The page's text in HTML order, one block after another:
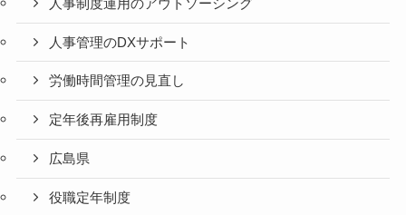
人事制度運用のアウトソーシング
人事管理のDXサポート
労働時間管理の見直し
定年後再雇用制度
広島県
役職定年制度